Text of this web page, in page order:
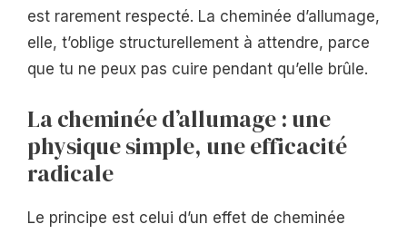
est rarement respecté. La cheminée d’allumage,
elle, t’oblige structurellement à attendre, parce
que tu ne peux pas cuire pendant qu’elle brûle.
La cheminée d’allumage : une
physique simple, une efficacité
radicale
Le principe est celui d’un effet de cheminée